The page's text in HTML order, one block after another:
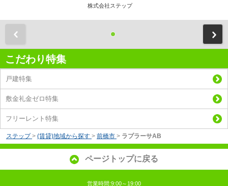
株式会社ステップ
こだわり特集
戸建特集
敷金礼金ゼロ特集
フリーレント特集
ステップ > (賃貸)地域から探す > 前橋市 > ラプラーサAB
ページトップに戻る
営業時間:9:00～19:00